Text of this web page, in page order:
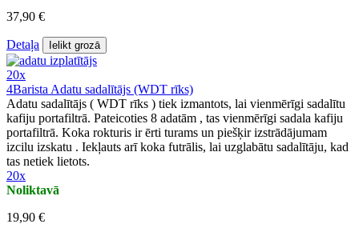
37,90 €
Detaļa Ielikt grozā
20x
4Barista Adatu sadalītājs (WDT rīks)
Adatu sadalītājs ( WDT rīks ) tiek izmantots, lai vienmērīgi sadalītu
kafiju portafiltrā. Pateicoties 8 adatām , tas vienmērīgi sadala kafiju
portafiltrā. Koka rokturis ir ērti turams un piešķir izstrādājumam
izcilu izskatu . Iekļauts arī koka futrālis, lai uzglabātu sadalītāju, kad
tas netiek lietots.
20x
Noliktavā
19,90 €